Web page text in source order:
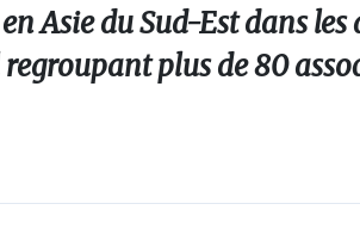
Asie du Sud-Est dans les
plus de 80